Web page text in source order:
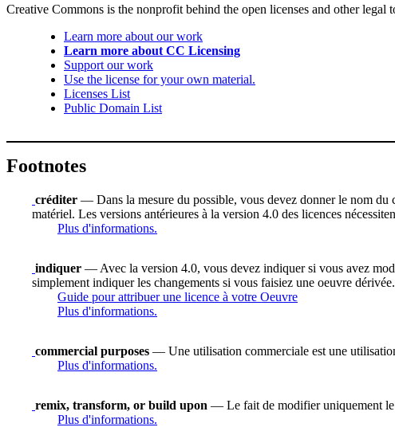
Creative Commons is the nonprofit behind the open licenses and other
Learn more about our work
Learn more about CC Licensing
Support our work
Use the license for your own material.
Licenses List
Public Domain List
Footnotes
créditer — Dans la mesure du possible, vous devez donner le nom du
matériel. Les versions antérieures à la version 4.0 des licences
Plus d'informations.
indiquer — Avec la version 4.0, vous devez indiquer si vous avez
simplement indiquer les changements si vous faisiez une oeuvre dérivée.
Guide pour attribuer une licence à votre Oeuvre
Plus d'informations.
commercial purposes — Une utilisation commerciale est une
Plus d'informations.
remix, transform, or build upon — Le fait de modifier uniquement le
Plus d'informations.